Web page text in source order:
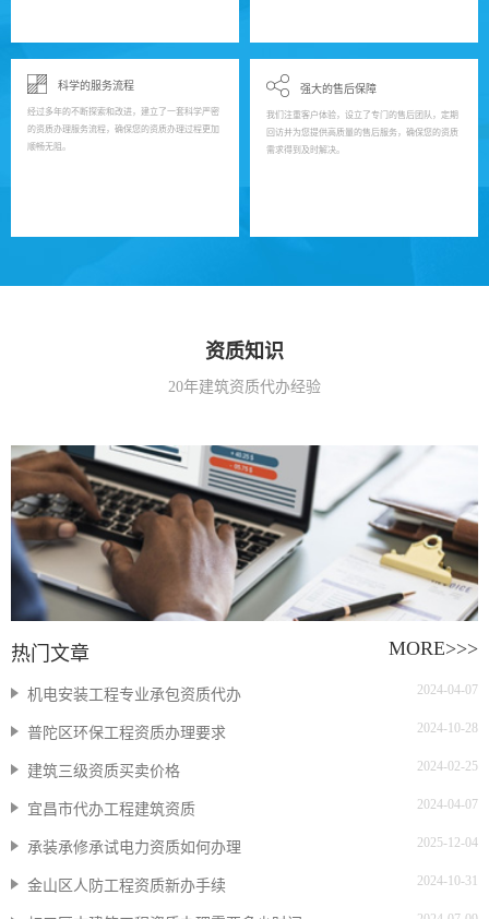
科学的服务流程
经过多年的不断探索和改进，建立了一套科学严密
的资质办理服务流程，确保您的资质办理过程更加
顺畅无阻。
强大的售后保障
我们注重客户体验，设立了专门的售后团队，定期
回访并为您提供高质量的售后服务，确保您的资质
需求得到及时解决。
资质知识
20年建筑资质代办经验
热门文章 MORE>>>
机电安装工程专业承包资质代办 2024-04-07
普陀区环保工程资质办理要求 2024-10-28
建筑三级资质买卖价格 2024-02-25
宜昌市代办工程建筑资质 2024-04-07
承装承修承试电力资质如何办理 2025-12-04
金山区人防工程资质新办手续 2024-10-31